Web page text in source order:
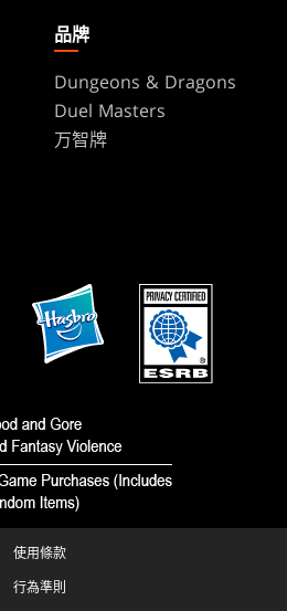
品牌
Dungeons & Dragons
Duel Masters
万智牌
使用條款
行為準則